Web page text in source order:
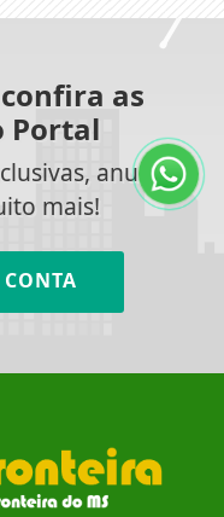
as
Portal
anunciar
mais!